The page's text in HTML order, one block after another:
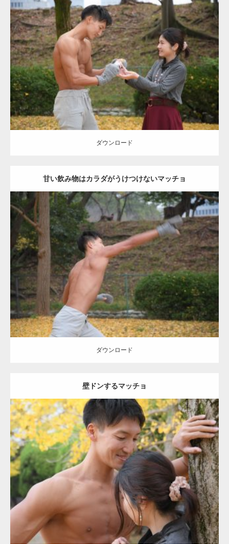
Update:2021.07.8
Category:公園のマッチョ その他 AKIHITO(細マッチョ) 上腕三頭筋
肩
ダウンロード
ダウンロード
甘い飲み物はカラダがうけつけないマッチョ
Update:2021.07.8
Category: 公園のマッチョ その他 AKIHITO(細マッチョ) 背中
ダウンロード
ダウンロード
壁ドンするマッチョ
Update: 2021.07.8
Category:公園のマッチョ その他 AKIHITO(細マッチョ) 大胸筋 肩 腹
筋
【YouTube】マッチョフリー素材メンバーが